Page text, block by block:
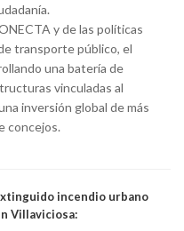
y de las políticas
transporte público, el
una batería de
vinculadas al
inversión global de más
concejos.
incendio urbano
Villaviciosa: